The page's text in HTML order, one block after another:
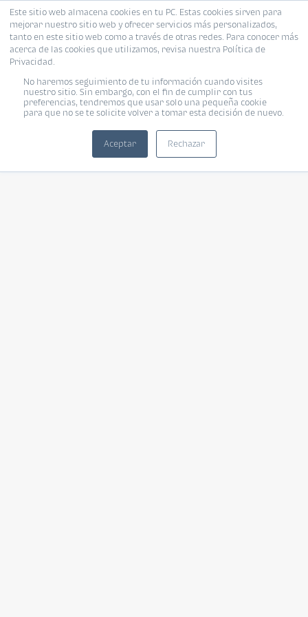
Este sitio web almacena cookies en tu PC. Estas cookies sirven para
mejorar nuestro sitio web y ofrecer servicios más personalizados,
tanto en este sitio web como a través de otras redes. Para conocer más
acerca de las cookies que utilizamos, revisa nuestra Política de
Privacidad.
No haremos seguimiento de tu información cuando visites
nuestro sitio. Sin embargo, con el fin de cumplir con tus
preferencias, tendremos que usar solo una pequeña cookie
para que no se te solicite volver a tomar esta decisión de nuevo.
Aceptar Rechazar